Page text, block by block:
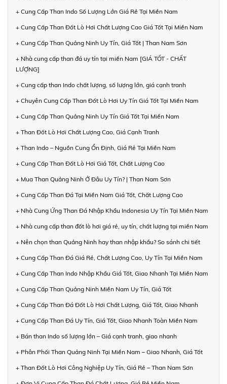
+ Cung Cấp Than Indo Số Lượng Lớn Giá Rẻ Tại Miền Nam
+ Cung Cấp Than Đốt Lò Hơi Chất Lượng Cao Giá Tốt Tại Miền Nam
+ Cung Cấp Than Quảng Ninh Uy Tín, Giá Tốt | Than Nam Sơn
+ Nhà cung cấp than đá uy tín tại miền Nam [GIÁ TỐT - CHẤT
LƯỢNG]
+ Cung cấp than Indo chất lượng, số lượng lớn, giá cạnh tranh
+ Chuyên Cung Cấp Than Đốt Lò Hơi Uy Tín Giá Tốt Tại Miền Nam
+ Cung Cấp Than Quảng Ninh Uy Tín Giá Tốt Tại Miền Nam
+ Than Đốt Lò Hơi Chất Lượng Cao, Giá Cạnh Tranh
+ Than Indo – Nguồn Cung Ổn Định, Giá Rẻ Tại Miền Nam
+ Cung Cấp Than Đốt Lò Hơi Giá Tốt, Chất Lượng Cao
+ Mua Than Quảng Ninh Ở Đâu Uy Tín? | Than Nam Sơn
+ Cung Cấp Than Đá Tại Miền Nam Giá Tốt, Chất Lượng Cao
+ Nhà Cung Ứng Than Đá Nhập Khẩu Indonesia Uy Tín Tại Miền Nam
+ Nhà cung cấp than đốt lò hơi giá rẻ, uy tín, chất lượng tại miền Nam
+ Nên chọn than Quảng Ninh hay than nhập khẩu? So sánh chi tiết
+ Cung Cấp Than Đá Giá Rẻ, Chất Lượng Cao, Uy Tín Tại Miền Nam
+ Cung Cấp Than Indo Nhập Khẩu Giá Tốt, Giao Nhanh Tại Miền Nam
+ Cung Cấp Than Quảng Ninh Miền Nam Uy Tín, Giá Tốt
+ Cung Cấp Than Đá Đốt Lò Hơi Chất Lượng, Giá Tốt, Giao Nhanh
+ Cung Cấp Than Đá Uy Tín, Giá Tốt, Giao Nhanh Toàn Miền Nam
+ Bán than Indo số lượng lớn – Giá cạnh tranh, giao nhanh
+ Phân Phối Than Quảng Ninh Tại Miền Nam – Giao Nhanh, Giá Tốt
+ Than Đốt Lò Hơi Công Nghiệp Uy Tín, Giá Rẻ – Than Nam Sơn